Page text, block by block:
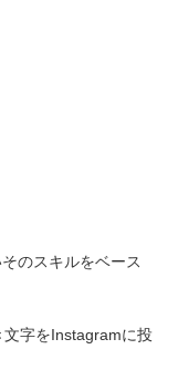
のスキルをベース
字をInstagramに投